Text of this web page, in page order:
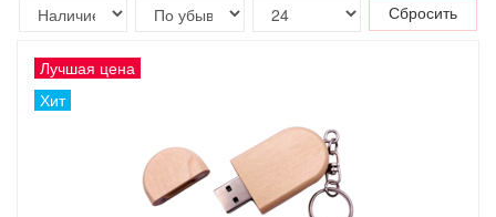
Сбросить
Лучшая цена
Хит